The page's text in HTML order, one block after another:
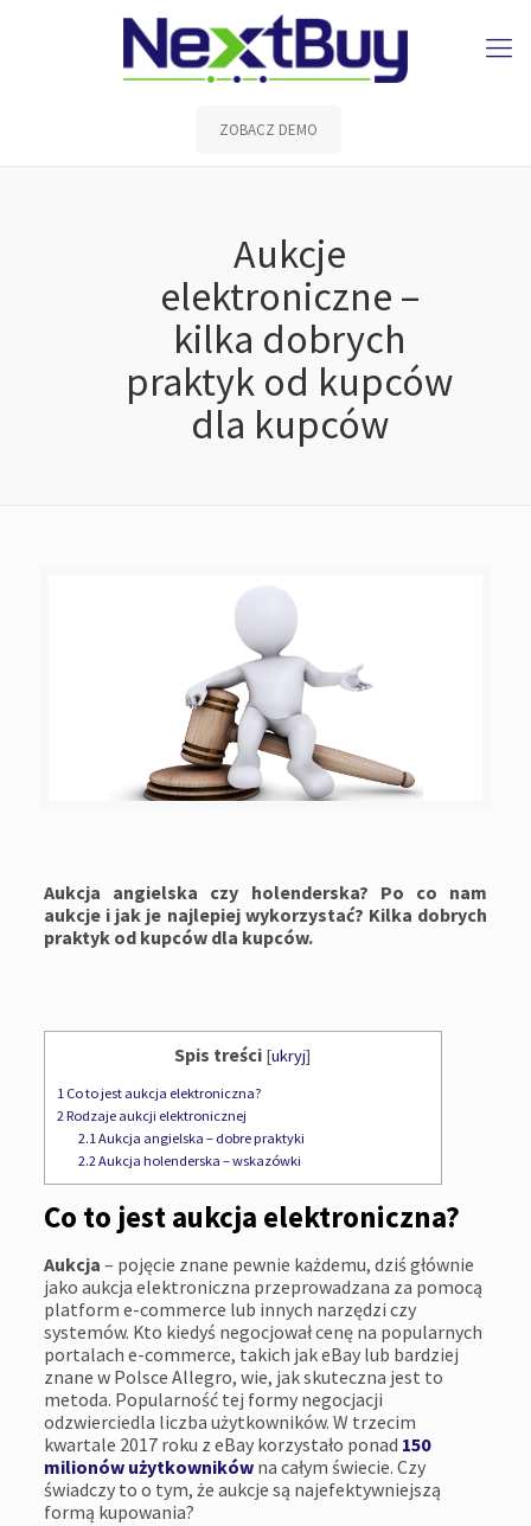
ZOBACZ DEMO
Aukcje
elektroniczne –
kilka dobrych
praktyk od kupców
dla kupców
Aukcja angielska czy holenderska? Po co nam
aukcje i jak je najlepiej wykorzystać? Kilka dobrych
praktyk od kupców dla kupców.
Spis treści [ukryj]
1Co to jest aukcja elektroniczna?
2Rodzaje aukcji elektronicznej
2.1Aukcja angielska – dobre praktyki
2.2Aukcja holenderska – wskazówki
Co to jest aukcja elektroniczna?
Aukcja – pojęcie znane pewnie każdemu, dziś głównie
jako aukcja elektroniczna przeprowadzana za pomocą
platform e-commerce lub innych narzędzi czy
systemów. Kto kiedyś negocjował cenę na popularnych
portalach e-commerce, takich jak eBay lub bardziej
znane w Polsce Allegro, wie, jak skuteczna jest to
metoda. Popularność tej formy negocjacji
odzwierciedla liczba użytkowników. W trzecim
kwartale 2017 roku z eBay korzystało ponad 150
milionów użytkownikówna całym świecie. Czy
świadczy to o tym, że aukcje są najefektywniejszą
formą kupowania?